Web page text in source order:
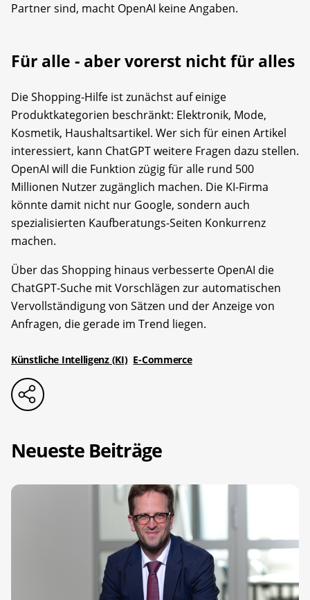
Partner sind, macht OpenAI keine Angaben.
Für alle - aber vorerst nicht für alles
Die Shopping-Hilfe ist zunächst auf einige
Produktkategorien beschränkt: Elektronik, Mode,
Kosmetik, Haushaltsartikel. Wer sich für einen Artikel
interessiert, kann ChatGPT weitere Fragen dazu stellen.
OpenAI will die Funktion zügig für alle rund 500
Millionen Nutzer zugänglich machen. Die KI-Firma
könnte damit nicht nur Google, sondern auch
spezialisierten Kaufberatungs-Seiten Konkurrenz
machen.
Über das Shopping hinaus verbesserte OpenAI die
ChatGPT-Suche mit Vorschlägen zur automatischen
Vervollständigung von Sätzen und der Anzeige von
Anfragen, die gerade im Trend liegen.
Künstliche Intelligenz (KI) E-Commerce
Neueste Beiträge